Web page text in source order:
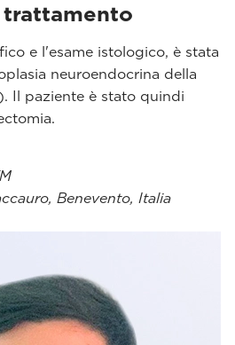
trattamento
e l'esame istologico, è stata
neuroendocrina della
Il paziente è stato quindi
Benevento, Italia